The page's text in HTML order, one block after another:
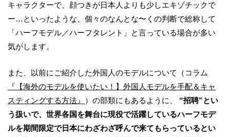
キャラクターで、顔つきが日本人よりも少しエキゾチックで
ー…といったような、個々のなんとな〜くの判断で総称して
「ハーフモデル／ハーフタレント」と言っている場合が多い
気がします。
また、以前にご紹介した外国人のモデルについて（コラム
『【海外のモデルを使いたい！】外国人モデルを手配＆キャ
スティングする方法』
）の部類にもあるように、
“招聘”とい
う扱いで、世界各国を舞台に現役で活躍しているハーフモデ
ルを期間限定で日本にわざわざ呼んで来てもらっているとい